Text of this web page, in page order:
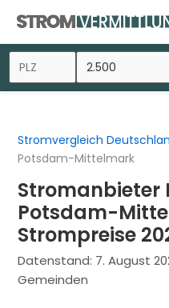
Inhalt
springen
Stromvergleich
Potsdam-Mittelmark
Stromanbieter
Potsdam-
Strompreise
Datenstand: 7. August
Gemeinden